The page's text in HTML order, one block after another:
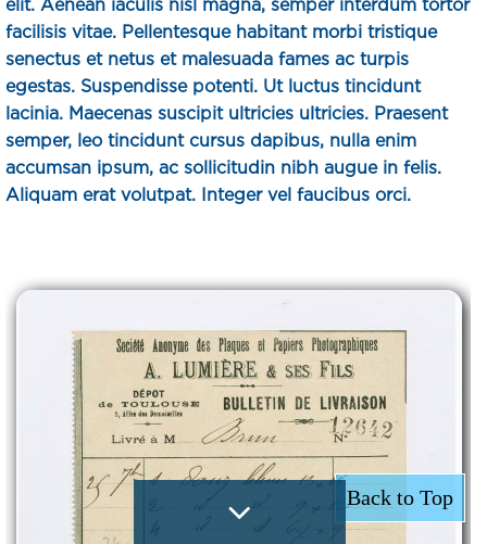
Back to Top
elit. Aenean iaculis nisl magna, semper interdum tortor
facilisis vitae. Pellentesque habitant morbi tristique
senectus et netus et malesuada fames ac turpis
egestas. Suspendisse potenti. Ut luctus tincidunt
lacinia. Maecenas suscipit ultricies ultricies. Praesent
semper, leo tincidunt cursus dapibus, nulla enim
accumsan ipsum, ac sollicitudin nibh augue in felis.
Aliquam erat volutpat. Integer vel faucibus orci.